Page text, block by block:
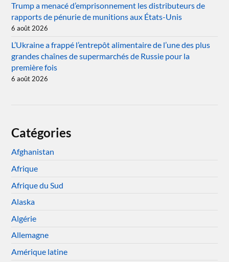
Trump a menacé d’emprisonnement les distributeurs de
rapports de pénurie de munitions aux États-Unis
6 août 2026
L’Ukraine a frappé l’entrepôt alimentaire de l’une des plus
grandes chaînes de supermarchés de Russie pour la
première fois
6 août 2026
Catégories
Afghanistan
Afrique
Afrique du Sud
Alaska
Algérie
Allemagne
Amérique latine